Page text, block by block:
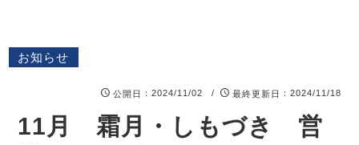
お知らせ
公開日 ：2024/11/02 / 最終更新日 ：2024/11/18
11月 霜月・しもづき 営